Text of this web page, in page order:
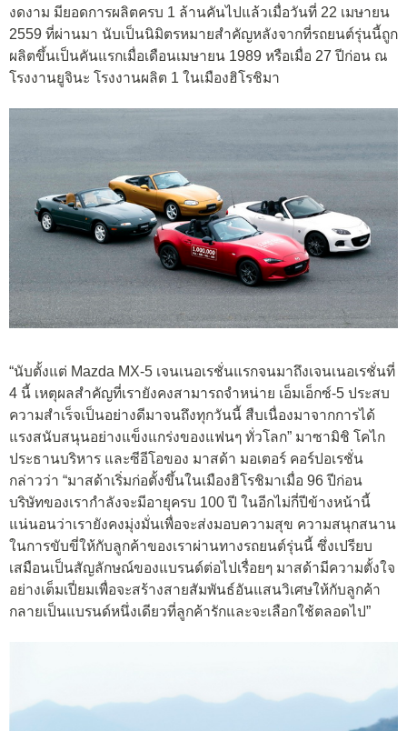
งดงาม มียอดการผลิตครบ 1 ล้านคันไปแล้วเมื่อวันที่ 22 เมษายน
2559 ที่ผ่านมา นับเป็นนิมิตรหมายสำคัญหลังจากที่รถยนต์รุ่นนี้ถูก
ผลิตขึ้นเป็นคันแรกเมื่อเดือนเมษายน 1989 หรือเมื่อ 27 ปีก่อน ณ
โรงงานยูจินะ โรงงานผลิต 1 ในเมืองฮิโรชิมา
“นับตั้งแต่ Mazda MX-5 เจนเนอเรชั่นแรกจนมาถึงเจนเนอเรชั่นที่
4 นี้ เหตุผลสำคัญที่เรายังคงสามารถจำหน่าย เอ็มเอ็กซ์-5 ประสบ
ความสำเร็จเป็นอย่างดีมาจนถึงทุกวันนี้ สืบเนื่องมาจากการได้
แรงสนับสนุนอย่างแข็งแกร่งของแฟนๆ ทั่วโลก” มาซามิชิ โคไก
ประธานบริหาร และซีอีโอของ มาสด้า มอเตอร์ คอร์ปอเรชั่น
กล่าวว่า “มาสด้าเริ่มก่อตั้งขึ้นในเมืองฮิโรชิมาเมื่อ 96 ปีก่อน
บริษัทของเรากำลังจะมีอายุครบ 100 ปี ในอีกไม่กี่ปีข้างหน้านี้
แน่นอนว่าเรายังคงมุ่งมั่นเพื่อจะส่งมอบความสุข ความสนุกสนาน
ในการขับขี่ให้กับลูกค้าของเราผ่านทางรถยนต์รุ่นนี้ ซึ่งเปรียบ
เสมือนเป็นสัญลักษณ์ของแบรนด์ต่อไปเรื่อยๆ มาสด้ามีความตั้งใจ
อย่างเต็มเปี่ยมเพื่อจะสร้างสายสัมพันธ์อันแสนวิเศษให้กับลูกค้า
กลายเป็นแบรนด์หนึ่งเดียวที่ลูกค้ารักและจะเลือกใช้ตลอดไป”